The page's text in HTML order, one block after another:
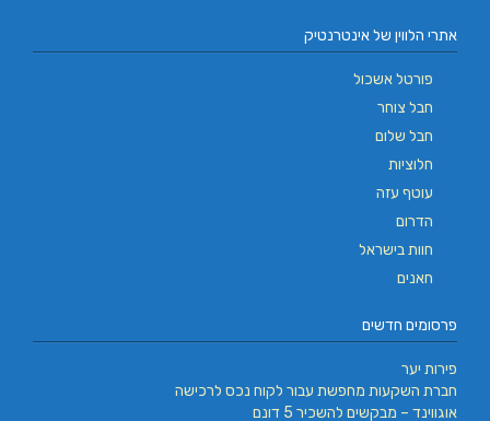
אתרי הלווין של אינטרנטיק
פורטל אשכול
חבל צוחר
חבל שלום
חלוציות
עוטף עזה
הדרום
חוות בישראל
חאנים
פרסומים חדשים
פירות יער
חברת השקעות מחפשת עבור לקוח נכס לרכישה
אוגווינד – מבקשים להשכיר 5 דונם